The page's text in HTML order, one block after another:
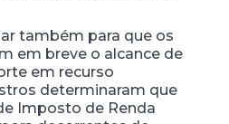
também para que os
em breve o alcance de
em recurso
determinaram que
Imposto de Renda